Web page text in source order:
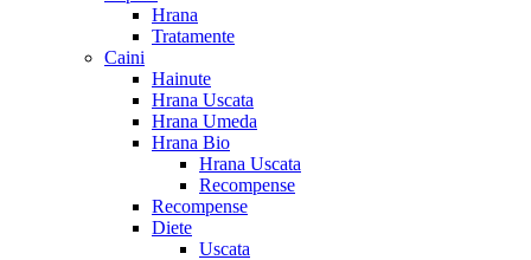
Hrana
Tratamente
Caini
Hainute
Hrana Uscata
Hrana Umeda
Hrana Bio
Hrana Uscata
Recompense
Recompense
Diete
Uscata